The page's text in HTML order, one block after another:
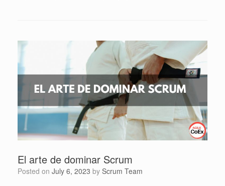
El arte de dominar Scrum
Posted on July 6, 2023 by Scrum Team